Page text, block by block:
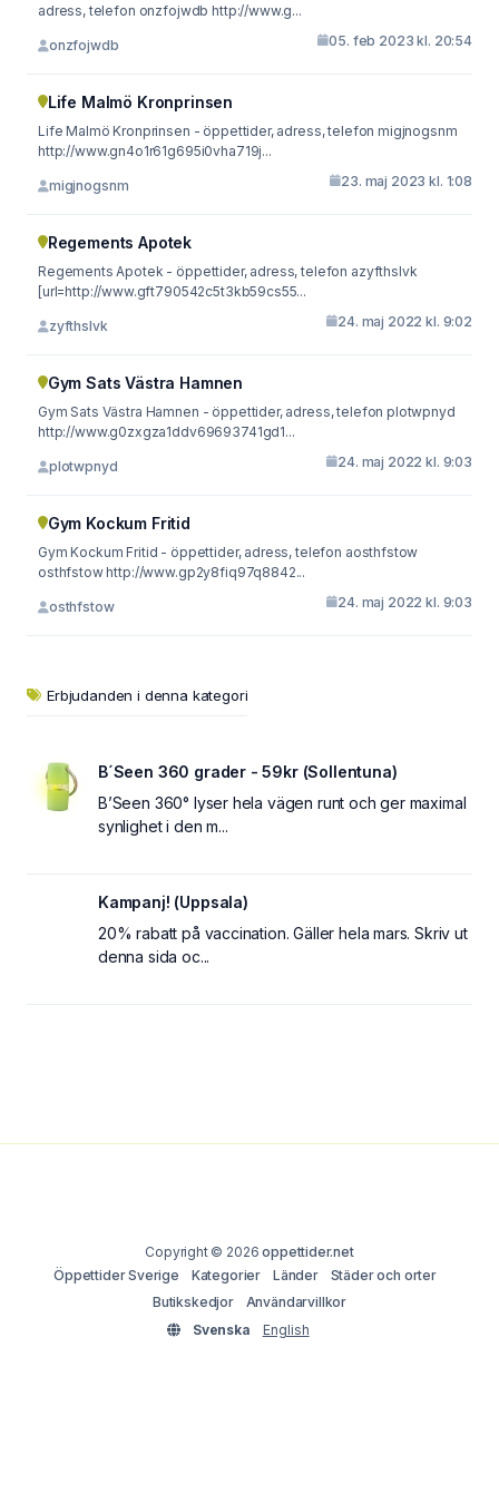
adress, telefon onzfojwdb http://www.g...
onzfojwdb 05. feb 2023 kl. 20:54
Life Malmö Kronprinsen
Life Malmö Kronprinsen - öppettider, adress, telefon migjnogsnm
http://www.gn4o1r61g695i0vha719j...
migjnogsnm 23. maj 2023 kl. 1:08
Regements Apotek
Regements Apotek - öppettider, adress, telefon azyfthslvk
[url=http://www.gft790542c5t3kb59cs55...
zyfthslvk 24. maj 2022 kl. 9:02
Gym Sats Västra Hamnen
Gym Sats Västra Hamnen - öppettider, adress, telefon plotwpnyd
http://www.g0zxgza1ddv69693741gd1...
plotwpnyd 24. maj 2022 kl. 9:03
Gym Kockum Fritid
Gym Kockum Fritid - öppettider, adress, telefon aosthfstow
osthfstow http://www.gp2y8fiq97q8842...
osthfstow 24. maj 2022 kl. 9:03
Erbjudanden i denna kategori
B´Seen 360 grader - 59kr (Sollentuna)
B’Seen 360° lyser hela vägen runt och ger maximal
synlighet i den m...
Kampanj! (Uppsala)
20% rabatt på vaccination. Gäller hela mars. Skriv ut
denna sida oc...
Copyright © 2026oppettider.net
Öppettider Sverige
Kategorier Länder
Städer och orter
Butikskedjor
Användarvillkor
Svenska
English